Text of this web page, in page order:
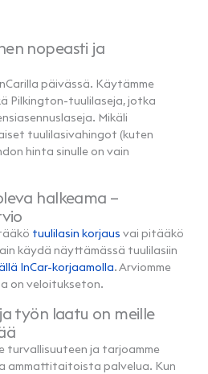
nopeasti ja
päivässä. Käytämme
Pilkington-tuulilaseja, jotka
Mikäli
tuulilasivahingot (kuten
hinta sinulle on vain
halkeama –
tuulilasin korjaus vai pitääkö
käydä näyttämässä tuulilasiin
InCar-korjaamolla. Arviomme
on veloitukseton.
työn laatu on meille
turvallisuuteen ja tarjoamme
ammattitaitoista palvelua. Kun